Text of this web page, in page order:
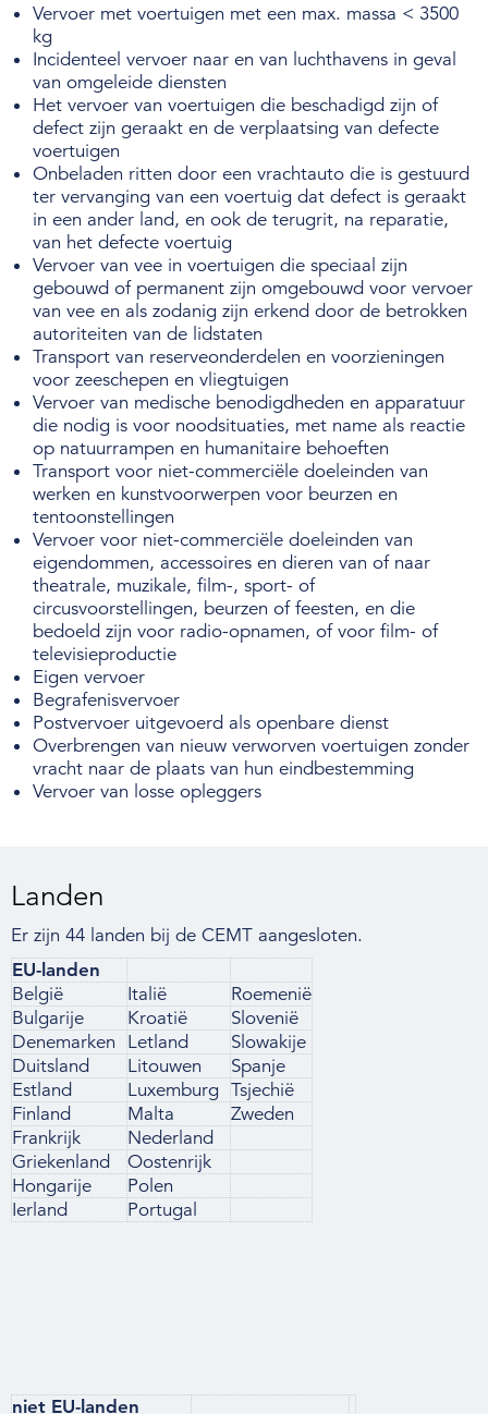
Vervoer met voertuigen met een max. massa < 3500
kg
Incidenteel vervoer naar en van luchthavens in geval
van omgeleide diensten
Het vervoer van voertuigen die beschadigd zijn of
defect zijn geraakt en de verplaatsing van defecte
voertuigen
Onbeladen ritten door een vrachtauto die is gestuurd
ter vervanging van een voertuig dat defect is geraakt
in een ander land, en ook de terugrit, na reparatie,
van het defecte voertuig
Vervoer van vee in voertuigen die speciaal zijn
gebouwd of permanent zijn omgebouwd voor vervoer
van vee en als zodanig zijn erkend door de betrokken
autoriteiten van de lidstaten
Transport van reserveonderdelen en voorzieningen
voor zeeschepen en vliegtuigen
Vervoer van medische benodigdheden en apparatuur
die nodig is voor noodsituaties, met name als reactie
op natuurrampen en humanitaire behoeften
Transport voor niet-commerciële doeleinden van
werken en kunstvoorwerpen voor beurzen en
tentoonstellingen
Vervoer voor niet-commerciële doeleinden van
eigendommen, accessoires en dieren van of naar
theatrale, muzikale, film-, sport- of
circusvoorstellingen, beurzen of feesten, en die
bedoeld zijn voor radio-opnamen, of voor film- of
televisieproductie
Eigen vervoer
Begrafenisvervoer
Postvervoer uitgevoerd als openbare dienst
Overbrengen van nieuw verworven voertuigen zonder
vracht naar de plaats van hun eindbestemming
Vervoer van losse opleggers
Landen
Er zijn 44 landen bij de CEMT aangesloten.
EU-landen
België Italië
Roemenië
Bulgarije
Kroatië
Slovenië
Denemarken Letland
Slowakije
Duitsland
Litouwen
Spanje
Estland
Luxemburg Tsjechië
Finland
Malta
Zweden
Frankrijk
Nederland
Griekenland
Oostenrijk
Hongarije
Polen
Ierland
Portugal
niet EU-landen